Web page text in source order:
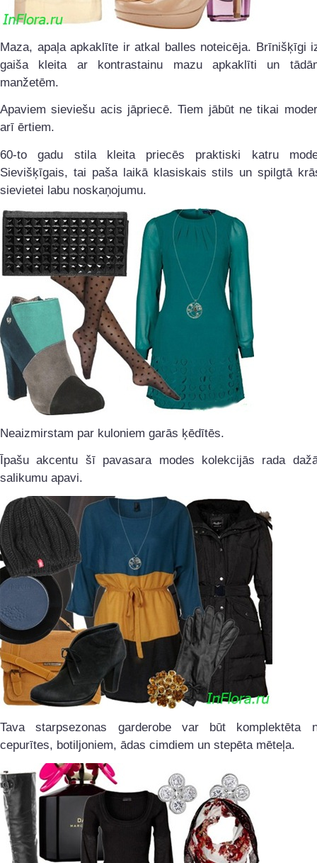
Maza, apaļa apkaklīte ir atkal balles noteicēja. Brīnišķīgi
gaiša kleita ar kontrastainu mazu apkaklīti un
manžetēm.
Apaviem sieviešu acis jāpriecē. Tiem jābūt ne tikai
arī ērtiem.
60-to gadu stila kleita priecēs praktiski katru
Sievišķīgais, tai paša laikā klasiskais stils un spilgtā
sievietei labu noskaņojumu.
Neaizmirstam par kuloniem garās ķēdītēs.
Īpašu akcentu šī pavasara modes kolekcijās rada
salikumu apavi.
Tava starpsezonas garderobe var būt komplektēta
cepurītes, botiljoniem, ādas cimdiem un stepēta mēteļa.